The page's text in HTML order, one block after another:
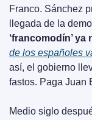
Franco. Sánchez
llegada de la
‘francomodín’
de los españoles
así, el gobierno
fastos. Paga Juan
Medio siglo